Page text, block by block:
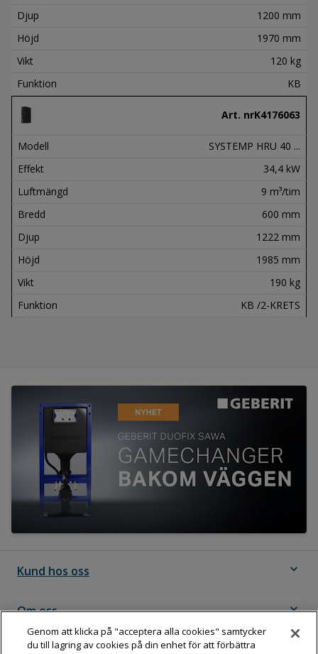
Djup
1200 mm
Höjd
1970 mm
Vikt
120 kg
Funktion
KB
Art. nrK4176063
Modell
SYSTEMP HRU 40 ...
Effekt
34,4 kW
Luftmängd
9 m³/tim
Bredd
600 mm
Djup
1222 mm
Höjd
1985 mm
Vikt
190 kg
Funktion
KB /2-KRETS
Kund hos oss expand_more
Om oss expand_more
Följ Dahl
Genom att klicka på "acceptera alla cookies" samtycker
du till lagring av cookies på din enhet för att förbättra